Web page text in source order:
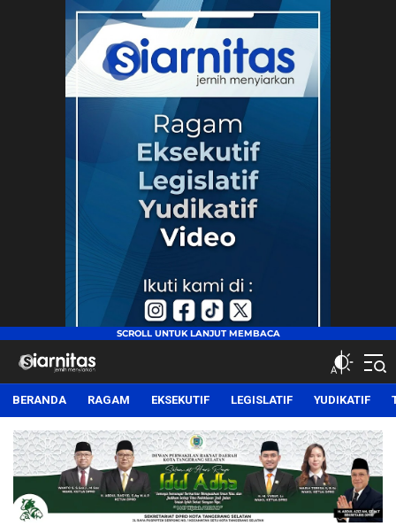
siarnitas
Jernih Menyiarkan
BERANDA RAGAM EKSEKUTIF LEGISLATIF YUDIKATIF